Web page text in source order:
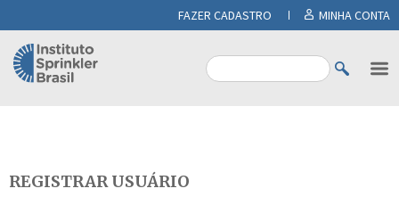
FAZER CADASTRO MINHA CONTA
REGISTRAR USUÁRIO